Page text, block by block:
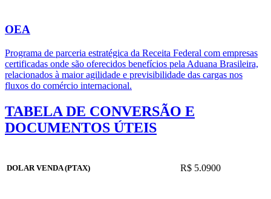
OEA
Programa de parceria estratégica da Receita Federal com empresas
certificadas onde são oferecidos benefícios pela Aduana Brasileira,
relacionados à maior agilidade e previsibilidade das cargas nos
fluxos do comércio internacional.
TABELA DE CONVERSÃO E
DOCUMENTOS ÚTEIS
DOLAR VENDA (PTAX) R$ 5.0900